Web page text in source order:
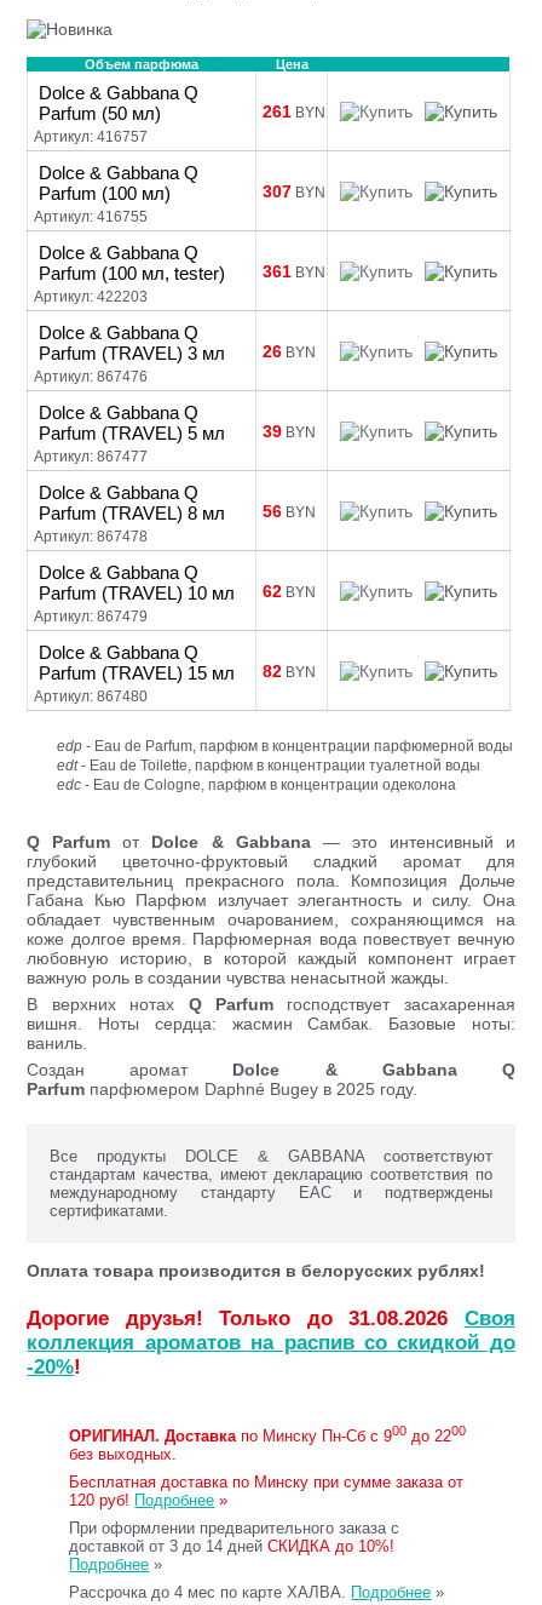
Объем парфюма Цена
Dolce & Gabbana Q
Parfum (50 мл)
Артикул: 416757
261 BYN
Dolce & Gabbana Q
Parfum (100 мл)
Артикул: 416755
307 BYN
Dolce & Gabbana Q
Parfum (100 мл, tester)
Артикул: 422203
361 BYN
Dolce & Gabbana Q
Parfum (TRAVEL) 3 мл
Артикул: 867476
26 BYN
Dolce & Gabbana Q
Parfum (TRAVEL) 5 мл
Артикул: 867477
39 BYN
Dolce & Gabbana Q
Parfum (TRAVEL) 8 мл
Артикул: 867478
56 BYN
Dolce & Gabbana Q
Parfum (TRAVEL) 10 мл
Артикул: 867479
62 BYN
Dolce & Gabbana Q
Parfum (TRAVEL) 15 мл
Артикул: 867480
82 BYN
edp - Eau de Parfum, парфюм в концентрации парфюмерной воды
edt- Eau de Toilette, парфюм в концентрации туалетной воды
edc - Eau de Cologne, парфюм в концентрации одеколона
Q Parfum от Dolce & Gabbana— это интенсивный и
глубокий цветочно-фруктовый сладкий аромат для
представительниц прекрасного пола. Композиция Дольче
Габана Кью Парфюм излучает элегантность и силу. Она
обладает чувственным очарованием, сохраняющимся на
коже долгое время. Парфюмерная вода повествует вечную
любовную историю, в которой каждый компонент играет
важную роль в создании чувства ненасытной жажды.
В верхних нотах Q Parfumгосподствует засахаренная
вишня. Ноты сердца: жасмин Самбак. Базовые ноты:
ваниль.
Создан аромат Dolce & Gabbana Q
Parfum парфюмером Daphné Bugey в 2025 году.
Все продукты DOLCE & GABBANA соответствуют
стандартам качества, имеют декларацию соответствия по
международному стандарту ЕАС и подтверждены
сертификатами.
Оплата товара производится в белорусских рублях!
Дорогие друзья! Только до 31.08.2026 Своя
коллекция ароматов на распив со скидкой до
-20%!
ОРИГИНАЛ. Доставкапо Минску Пн-Сб с 900 до 2200
без выходных.
Бесплатная доставка по Минску при сумме заказа от
120 руб! Подробнее »
При оформлении предварительного заказа с
доставкой от 3 до 14 днейСКИДКА до 10%!
Подробнее »
Рассрочка до 4 мес по карте ХАЛВА. Подробнее »